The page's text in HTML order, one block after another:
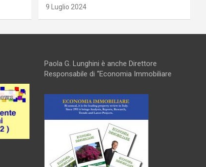
9 Luglio 2024
Paola G. Lunghini è anche Direttore
Responsabile di “Economia Immobiliare